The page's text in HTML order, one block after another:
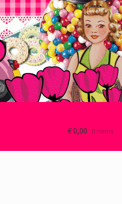
€0,00 0 items